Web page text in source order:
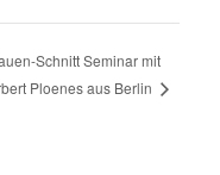
Schnitt Seminar mit
Ploenes aus Berlin